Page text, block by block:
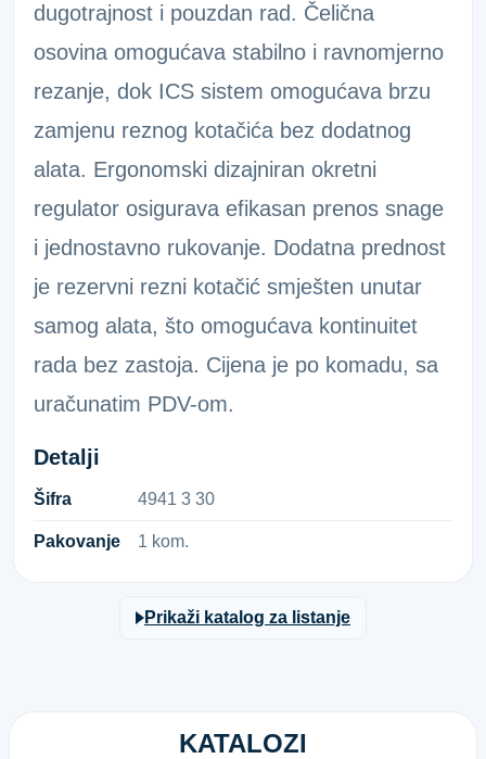
dugotrajnost i pouzdan rad. Čelična
osovina omogućava stabilno i ravnomjerno
rezanje, dok ICS sistem omogućava brzu
zamjenu reznog kotačića bez dodatnog
alata. Ergonomski dizajniran okretni
regulator osigurava efikasan prenos snage
i jednostavno rukovanje. Dodatna prednost
je rezervni rezni kotačić smješten unutar
samog alata, što omogućava kontinuitet
rada bez zastoja. Cijena je po komadu, sa
uračunatim PDV-om.
Detalji
Šifra 4​9​4​1​ ​3​ ​3​0​
Pakovanje 1 kom.
Prikaži katalog za listanje
KATALOZI